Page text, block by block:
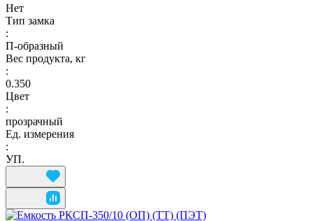
Нет
Тип замка
:
П-образный
Вес продукта, кг
:
0.350
Цвет
:
прозрачный
Ед. измерения
:
УП.